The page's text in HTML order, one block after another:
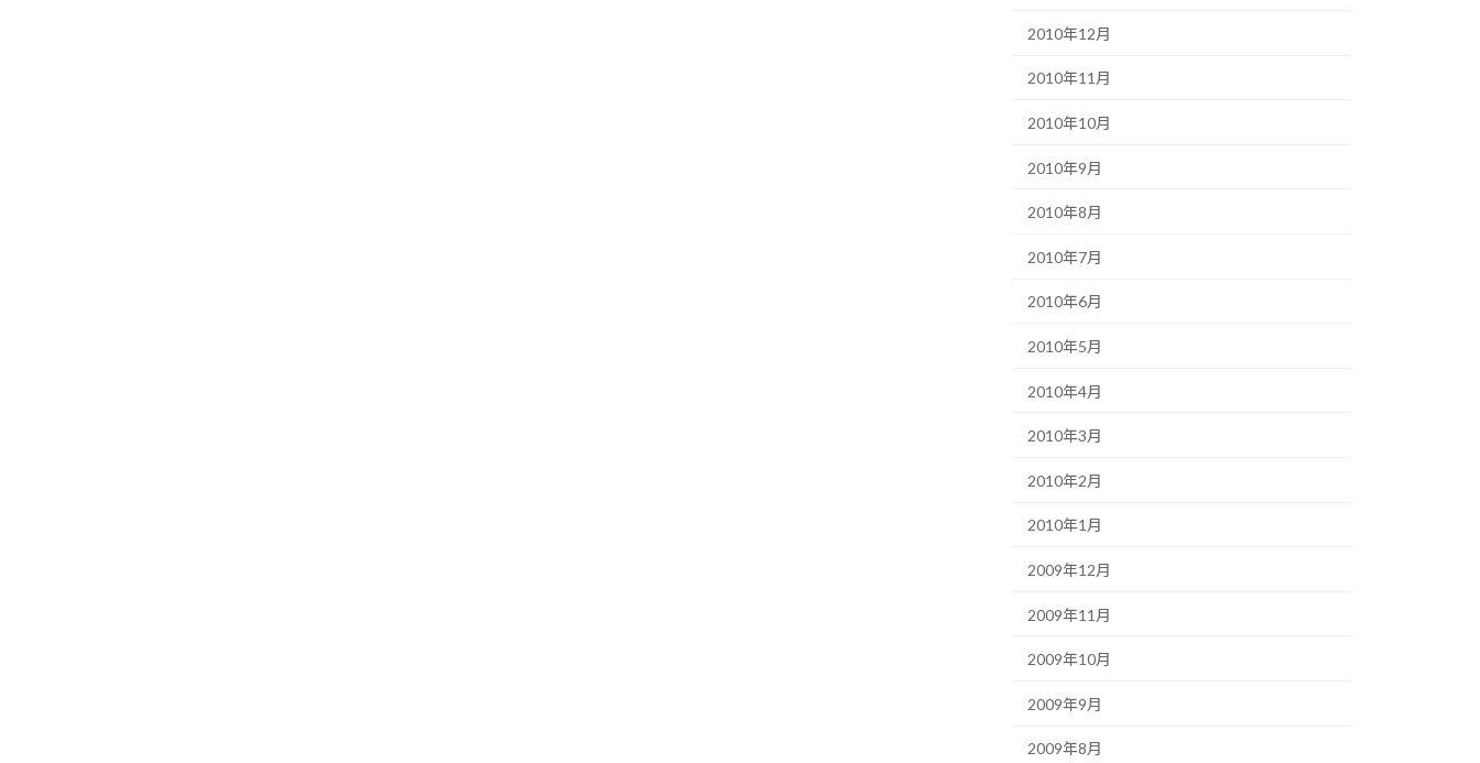
2010年12月
2010年11月
2010年10月
2010年9月
2010年8月
2010年7月
2010年6月
2010年5月
2010年4月
2010年3月
2010年2月
2010年1月
2009年12月
2009年11月
2009年10月
2009年9月
2009年8月